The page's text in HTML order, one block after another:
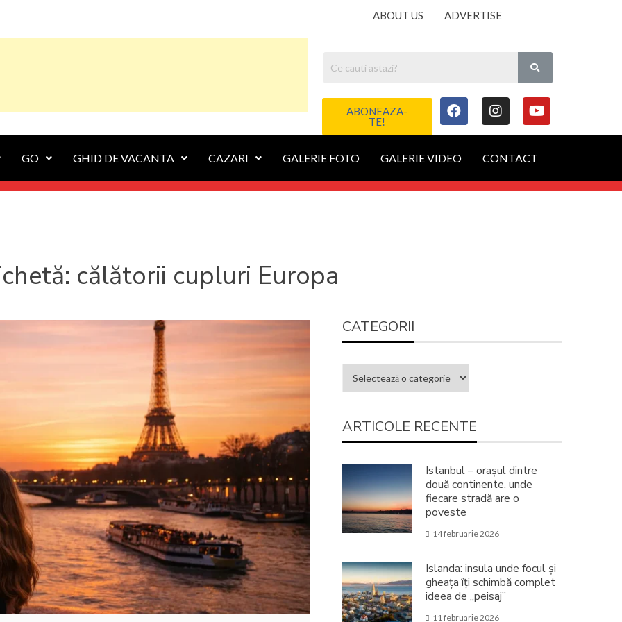
ABOUT US ADVERTISE
ABONEAZA-
TE!
GO GHID DE VACANTA CAZARI GALERIE FOTO GALERIE VIDEO CONTACT
călătorii cupluri Europa
CATEGORII
ARTICOLE RECENTE
Istanbul – orașul dintre
două continente, unde
fiecare stradă are o
poveste
14 februarie 2026
Islanda: insula unde focul și
gheața îți schimbă complet
ideea de „peisaj”
11 februarie 2026